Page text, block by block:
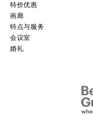
特价优惠
画廊
特点与服务
会议室
婚礼